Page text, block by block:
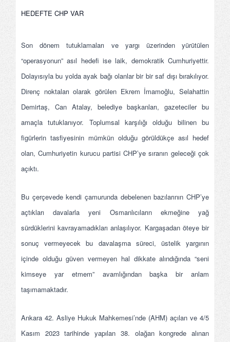
HEDEFTE CHP VAR
Son dönem tutuklamaları ve yargı üzerinden yürütülen
“operasyonun” asıl hedefi ise laik, demokratik Cumhuriyettir.
Dolayısıyla bu yolda ayak bağı olanlar bir bir saf dışı bırakılıyor.
Direnç noktaları olarak görülen Ekrem İmamoğlu, Selahattin
Demirtaş, Can Atalay, belediye başkanları, gazeteciler bu
amaçla tutuklanıyor. Toplumsal karşılığı olduğu bilinen bu
figürlerin tasfiyesinin mümkün olduğu görüldükçe asıl hedef
olan, Cumhuriyetin kurucu partisi CHP’ye sıranın geleceği çok
açıktı.
Bu çerçevede kendi çamurunda debelenen bazılarının CHP’ye
açtıkları davalarla yeni Osmanlıcıların ekmeğine yağ
sürdüklerini kavrayamadıkları anlaşılıyor. Kargaşadan öteye bir
sonuç vermeyecek bu davalaşma süreci, üstelik yargının
içinde olduğu güven vermeyen hal dikkate alındığında “seni
kimseye yar etmem” avamlığından başka bir anlam
taşımamaktadır.
Ankara 42. Asliye Hukuk Mahkemesi’nde (AHM) açılan ve 4/5
Kasım 2023 tarihinde yapılan 38. olağan kongrede alınan